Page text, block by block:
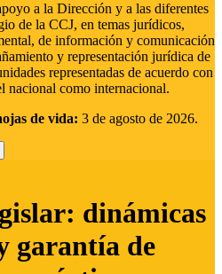
a la Dirección y a las diferentes
de la CCJ, en temas jurídicos,
de información y comunicación
y representación jurídica de
representadas de acuerdo con
nacional como internacional.
de vida: 3 de agosto de 2026.
dinámicas
garantía de